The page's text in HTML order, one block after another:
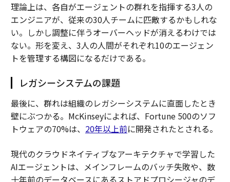
理論上は、各自がエージェントの群れを指揮する3人の
エンジニアが、従来の30人チームに匹敵するかもしれな
い。しかし調整に伴うオーバーヘッドが消えるわけでは
ない。形を変え、3人の人間がそれぞれ10のエージェン
トを管理する構図になるだけである。
レガシーシステムの課題
最後に、群れは組織のレガシーシステムに直面したとき
壁にぶつかる。McKinseyによれば、Fortune 500のソフ
トウェアの70%は、 20年以上前に開発されたとされる。
現代のクラウドネイティブなアーキテクチャで学習した
AIエージェントは、メインフレームのバッチ失敗や、数
十年前のデータベースにあるストアドプロシージャのデ